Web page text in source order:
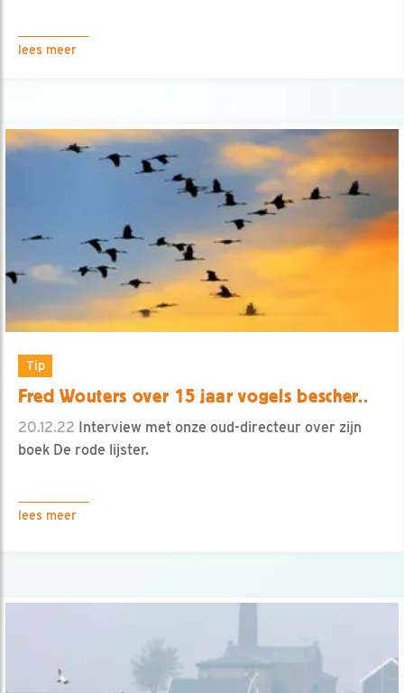
lees meer
Tip
Fred Wouters over 15 jaar vogels bescher..
20.12.22 Interview met onze oud-directeur over zijn
boek De rode lijster.
lees meer